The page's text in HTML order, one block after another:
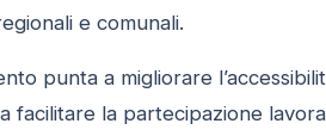
e comunali.
punta a migliorare
facilitare la partecipazione